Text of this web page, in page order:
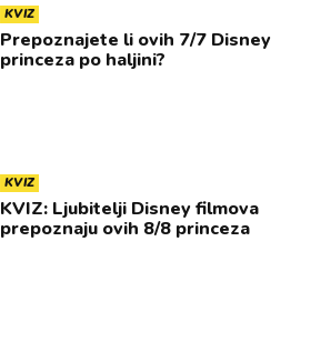
KVIZ
Prepoznajete li ovih 7/7 Disney
princeza po haljini?
KVIZ
KVIZ: Ljubitelji Disney filmova
prepoznaju ovih 8/8 princeza